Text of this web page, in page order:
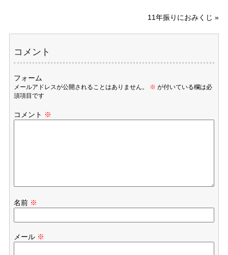
11年振りにおみくじ »
コメント
フォーム
メールアドレスが公開されることはありません。 ※ が付いている欄は必
須項目です
コメント ※
名前 ※
メール ※